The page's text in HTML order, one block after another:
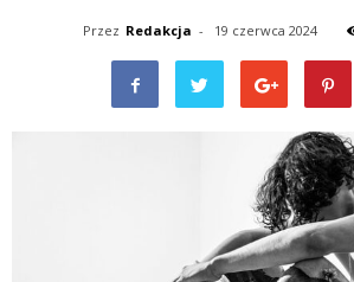
Przez Redakcja - 19 czerwca 2024